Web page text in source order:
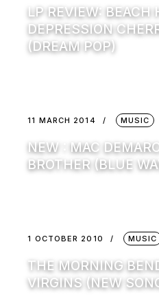
LP REVIEW: BEACH
DEPRESSION
(DREAM POP)
11 MARCH 2014 MUSIC
NEW : MAC
BROTHER (BLUE
1 OCTOBER 2010 MUSIC
THE MORNING
VIRGINS (NEW